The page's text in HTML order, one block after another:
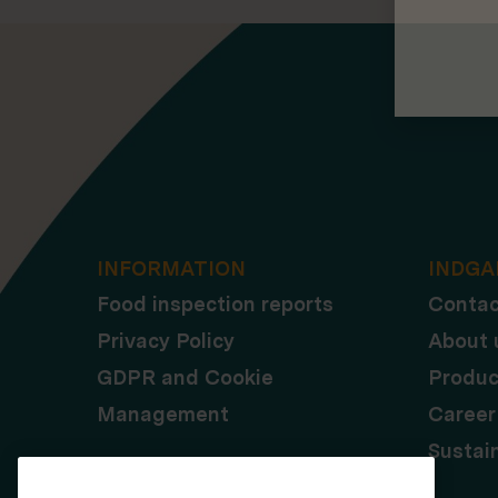
INFORMATION
Food inspection reports
Privacy Policy
GDPR and Cookie
Management
About
Career